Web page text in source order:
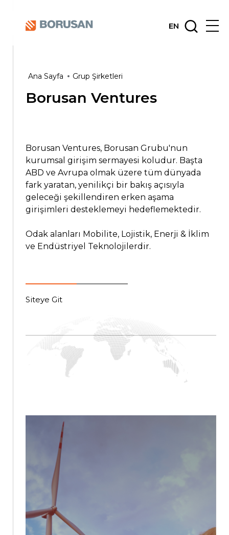
EN
Ana Sayfa Grup Şirketleri
Borusan Ventures
Borusan Ventures, Borusan Grubu'nun
kurumsal girişim sermayesi koludur. Başta
ABD ve Avrupa olmak üzere tüm dünyada
fark yaratan, yenilikçi bir bakış açısıyla
geleceği şekillendiren erken aşama
girişimleri desteklemeyi hedeflemektedir.
Odak alanları Mobilite, Lojistik, Enerji & İklim
ve Endüstriyel Teknolojilerdir.
Siteye Git